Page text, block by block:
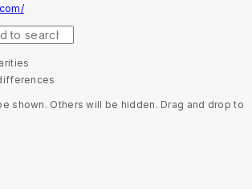
shown. Others will be hidden. Drag and drop to